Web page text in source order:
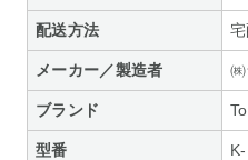
配送方法
メーカー／製造者
ブランド
型番